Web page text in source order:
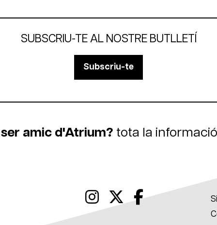
SUBSCRIU-TE AL NOSTRE BUTLLETÍ
Subscriu-te
amic d'Atrium? tota la informació
Link a instagram
Link a twitter
Link a